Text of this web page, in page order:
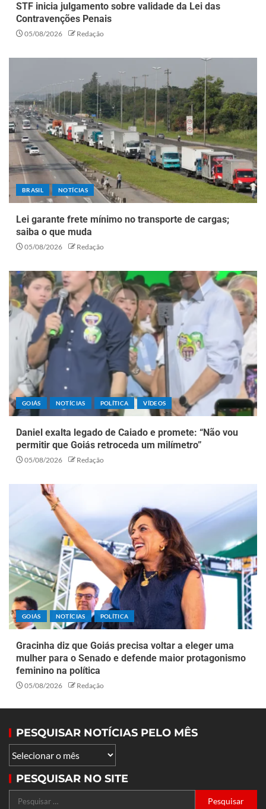
STF inicia julgamento sobre validade da Lei das
Contravenções Penais
05/08/2026 Redação
BRASIL NOTÍCIAS
Lei garante frete mínimo no transporte de cargas;
saiba o que muda
05/08/2026 Redação
GOIÁS NOTÍCIAS POLÍTICA VÍDEOS
Daniel exalta legado de Caiado e promete: “Não vou
permitir que Goiás retroceda um milímetro”
05/08/2026 Redação
GOIÁS NOTÍCIAS POLÍTICA
Gracinha diz que Goiás precisa voltar a eleger uma
mulher para o Senado e defende maior protagonismo
feminino na política
05/08/2026 Redação
PESQUISAR NOTÍCIAS PELO MÊS
PESQUISAR NO SITE